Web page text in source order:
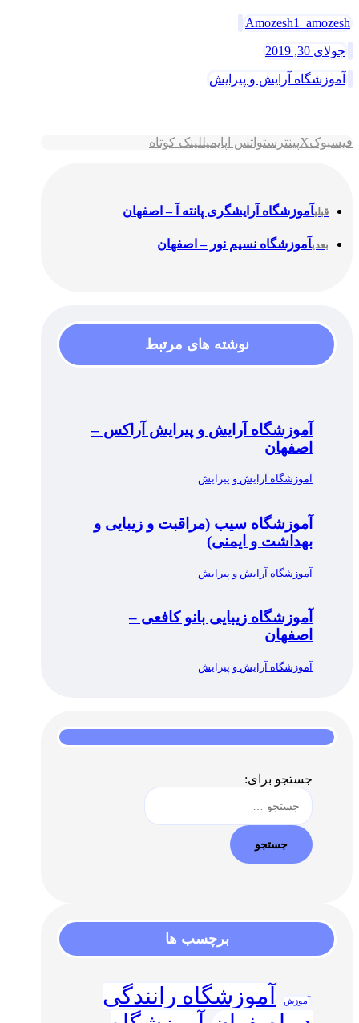
Amozesh1_amozesh
جولای 30, 2019
آموزشگاه آرایش و پیرایش
فیسبوکXپینترستواتس اپایمیللینک کوتاه
قبلیآموزشگاه آرایشگری پانته آ – اصفهان
بعدیآموزشگاه نسیم نور – اصفهان
نوشته های مرتبط
آموزشگاه آرایش و پیرایش آراکس –
اصفهان
آموزشگاه آرایش و پیرایش
آموزشگاه سیب (مراقبت و زیبایی و
بهداشت و ایمنی)
آموزشگاه آرایش و پیرایش
آموزشگاه زیبایی بانو کافعی –
اصفهان
آموزشگاه آرایش و پیرایش
جستجو برای:
برچسب ها
آموزش
آموزشگاه رانندگی